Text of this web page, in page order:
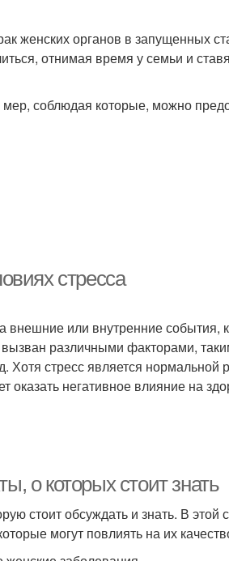
женских органов в запущенных
отнимая время у семьи и
соблюдая которые, можно
стресса
внешние или внутренние события,
различными факторами,
стресс является нормальной
оказать негативное влияние на
о которых стоит знать
стоит обсуждать и знать. В этой
могут повлиять на их